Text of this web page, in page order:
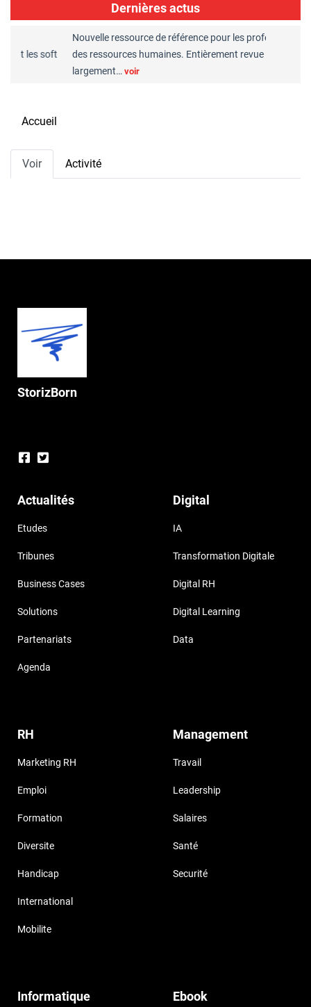
Dernières actus
et les soft
Nouvelle ressource de référence pour les professionnels
des ressources humaines. Entièrement revue et
largement…voir
Accueil
Primary
tabs
Voir Activité
StorizBorn
Actualités
Etudes
Tribunes
Business Cases
Solutions
Partenariats
Agenda
Digital
IA
Transformation Digitale
Digital RH
Digital Learning
Data
RH
Marketing RH
Emploi
Formation
Diversite
Handicap
International
Mobilite
Management
Travail
Leadership
Salaires
Santé
Securité
Informatique Ebook